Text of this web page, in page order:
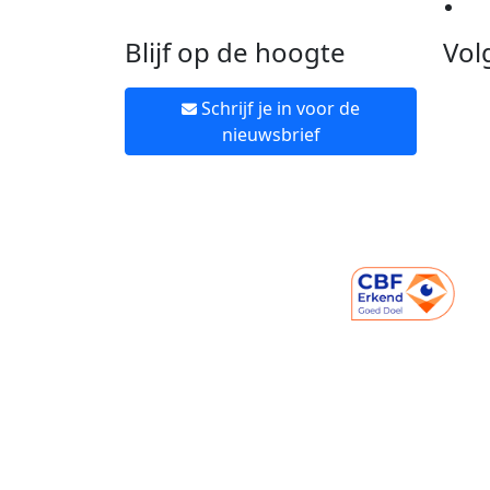
Blijf op de hoogte
Schrijf je in voor de
nieuwsbrief